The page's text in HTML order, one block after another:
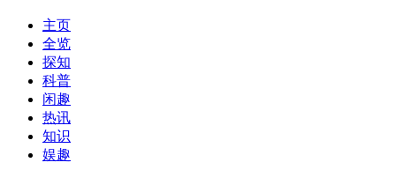
主页
全览
探知
科普
闲趣
热讯
知识
娱趣